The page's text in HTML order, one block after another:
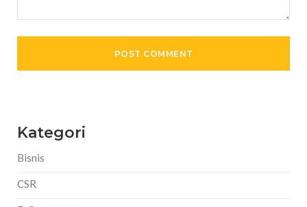
Kategori
Bisnis
CSR